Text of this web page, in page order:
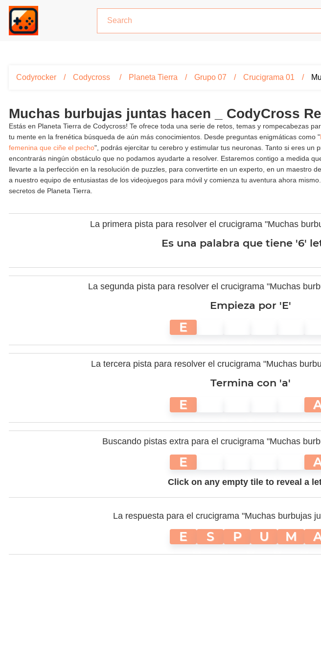
Codyrocker Codycross Planeta Tierra Grupo 07 Crucigrama 01
Muchas burbujas juntas hacen _ CodyCross
Estás en Planeta Tierra de Codycross! Te ofrece toda una serie de retos, temas y rompecabezas
tu mente en la frenética búsqueda de aún más conocimientos. Desde preguntas enigmáticas como "
femenina que ciñe el pecho", podrás ejercitar tu cerebro y estimular tus neuronas. Tanto si eres
encontrarás ningún obstáculo que no podamos ayudarte a resolver. Estaremos contigo a medida
llevarte a la perfección en la resolución de puzzles, para convertirte en un experto, en un maestro
a nuestro equipo de entusiastas de los videojuegos para móvil y comienza tu aventura ahora
secretos de Planeta Tierra.
La primera pista para resolver el crucigrama "Muchas
Es una palabra que tiene '6'
La segunda pista para resolver el crucigrama "Muchas
Empieza por 'E'
E
La tercera pista para resolver el crucigrama "Muchas
Termina con 'a'
E
Buscando pistas extra para el crucigrama "Muchas
E
Click on any empty tile to reveal a
La respuesta para el crucigrama "Muchas burbujas
E S P U M